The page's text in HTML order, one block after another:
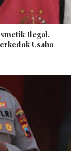
Ilegal,
Usaha